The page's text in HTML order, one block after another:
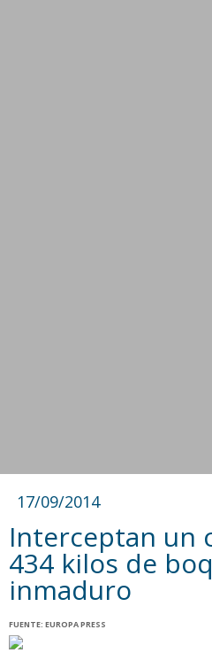
17/09/2014
Interceptan un
434 kilos de
inmaduro
FUENTE: EUROPA PRESS